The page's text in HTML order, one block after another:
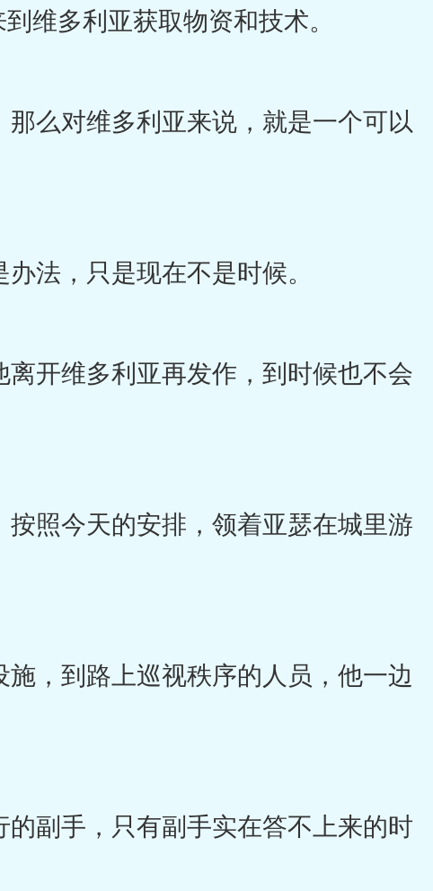
维多利亚获取物资和技术。
么对维多利亚来说，就是一个可以
法，只是现在不是时候。
开维多利亚再发作，到时候也不会
照今天的安排，领着亚瑟在城里游
，到路上巡视秩序的人员，他一边
副手，只有副手实在答不上来的时